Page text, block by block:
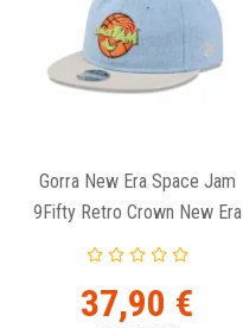
Gorra New Era Space Jam
9Fifty Retro Crown New Era
Denim
37,90 €